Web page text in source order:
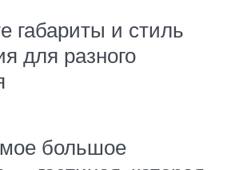
габариты и стиль
для разного
большое